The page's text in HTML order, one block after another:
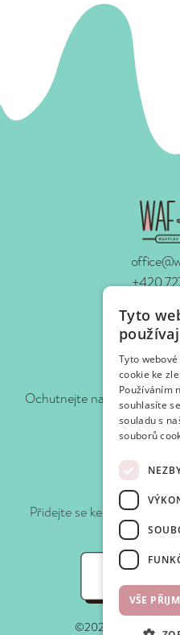
+420
Ochutnejte naše novinky
Připojte
Přidejte se ke klubu Waf-
nabídky při
©2025 Waf-Waf.
Tyto
Tyto
cookie ke
Používáním
souhlasíte
souladu s
souborů
VŠE